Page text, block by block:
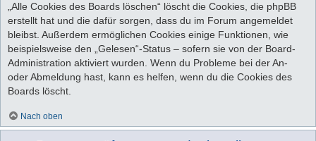
„Alle Cookies des Boards löschen“ löscht die Cookies, die phpBB
erstellt hat und die dafür sorgen, dass du im Forum angemeldet
bleibst. Außerdem ermöglichen Cookies einige Funktionen, wie
beispielsweise den „Gelesen“-Status – sofern sie von der Board-
Administration aktiviert wurden. Wenn du Probleme bei der An-
oder Abmeldung hast, kann es helfen, wenn du die Cookies des
Boards löscht.
Nach oben